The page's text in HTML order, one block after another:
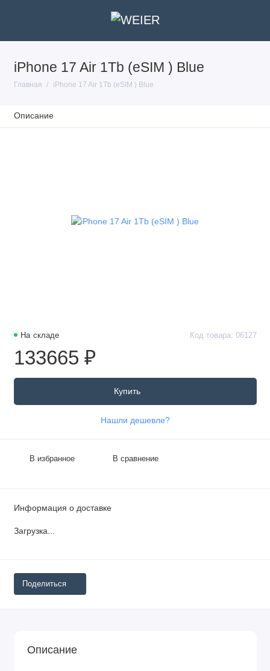
iPhone 17 Air 1Tb (eSIM ) Blue
Главная iPhone 17 Air 1Tb (eSIM ) Blue
Описание
На складе Код товара: 06127
133665 ₽
Купить
Нашли дешевле?
В избранное В сравнение
Информация о доставке
Загрузка...
Поделиться
Описание